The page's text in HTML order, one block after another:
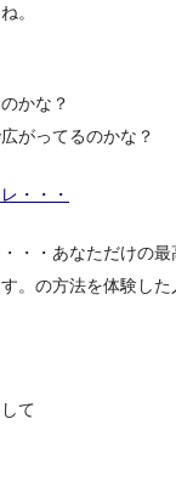
。
かな？
がってるのかな？
・・・
・・あなただけの
。の方法を体験し
て